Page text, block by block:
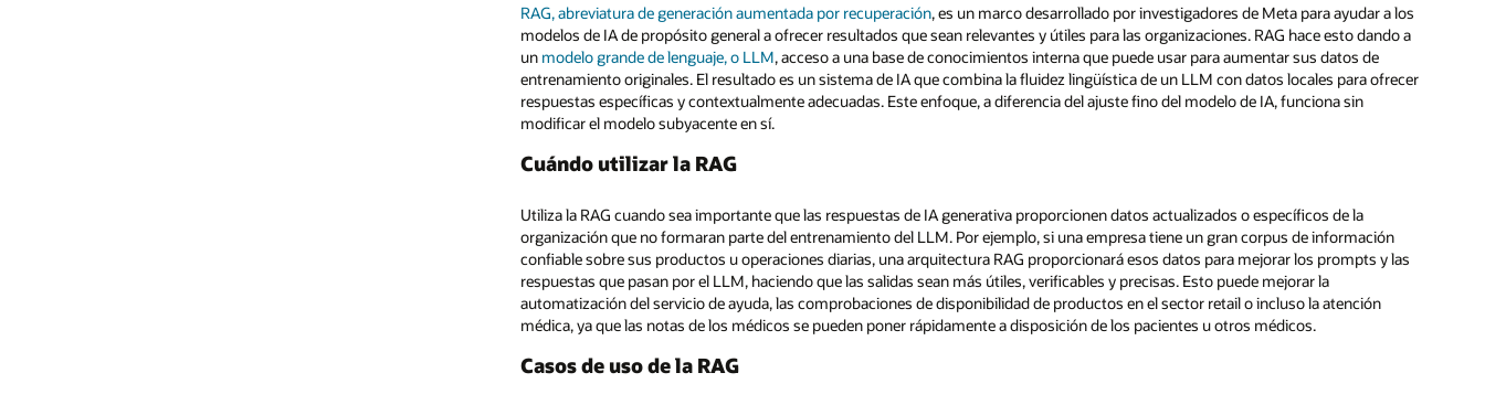
RAG, abreviatura de generación aumentada por recuperación, es un marco desarrollado por investigadores de Meta para ayudar a los
modelos de IA de propósito general a ofrecer resultados que sean relevantes y útiles para las organizaciones. RAG hace esto dando a
un modelo grande de lenguaje, o LLM, acceso a una base de conocimientos interna que puede usar para aumentar sus datos de
entrenamiento originales. El resultado es un sistema de IA que combina la fluidez lingüística de un LLM con datos locales para ofrecer
respuestas específicas y contextualmente adecuadas. Este enfoque, a diferencia del ajuste fino del modelo de IA, funciona sin
modificar el modelo subyacente en sí.
Cuándo utilizar la RAG
Utiliza la RAG cuando sea importante que las respuestas de IA generativa proporcionen datos actualizados o específicos de la
organización que no formaran parte del entrenamiento del LLM. Por ejemplo, si una empresa tiene un gran corpus de información
confiable sobre sus productos u operaciones diarias, una arquitectura RAG proporcionará esos datos para mejorar los prompts y las
respuestas que pasan por el LLM, haciendo que las salidas sean más útiles, verificables y precisas. Esto puede mejorar la
automatización del servicio de ayuda, las comprobaciones de disponibilidad de productos en el sector retail o incluso la atención
médica, ya que las notas de los médicos se pueden poner rápidamente a disposición de los pacientes u otros médicos.
Casos de uso de la RAG